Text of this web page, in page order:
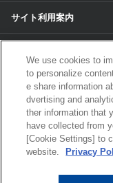
サイト利用案内
個人情報のお取扱いにつ
各種サービスの個人情
サイトマップ
We use cookies to
to personalize
e share information
dvertising and
ther information that
have collected from
[Cookie Settings] to
website.
Privacy